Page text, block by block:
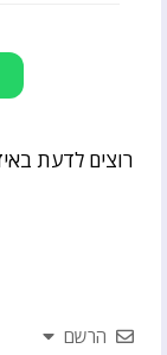
רוצים לדעת
הרשם